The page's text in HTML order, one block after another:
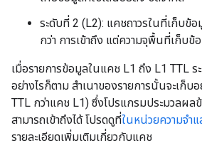
ระดับที่ 2 (L2): แคชถาวรในที่เก็บข้
กว่า การเข้าถึง แต่ความจุพื้นที่เก็บ
เมื่อรายการข้อมูลในแคช L1 ถึง L1 TTL
อย่างไรก็ตาม สำเนาของรายการนั้นจะเก็
TTL กว่าแคช L1) ซึ่งโปรแกรมประมวลผล
สามารถเข้าถึงได้ โปรดดูที่ในหน่วยความจำแ
รายละเอียดเพิ่มเติมเกี่ยวกับแคช